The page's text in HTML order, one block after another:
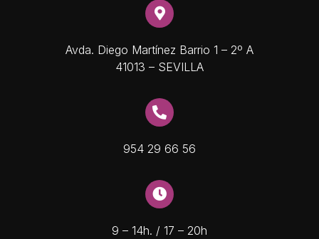
Avda. Diego Martínez Barrio 1 – 2º A
41013 – SEVILLA
954 29 66 56
9 – 14h. / 17 – 20h